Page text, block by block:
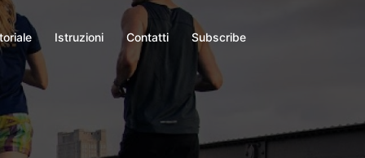
Istruzioni Contatti Subscribe